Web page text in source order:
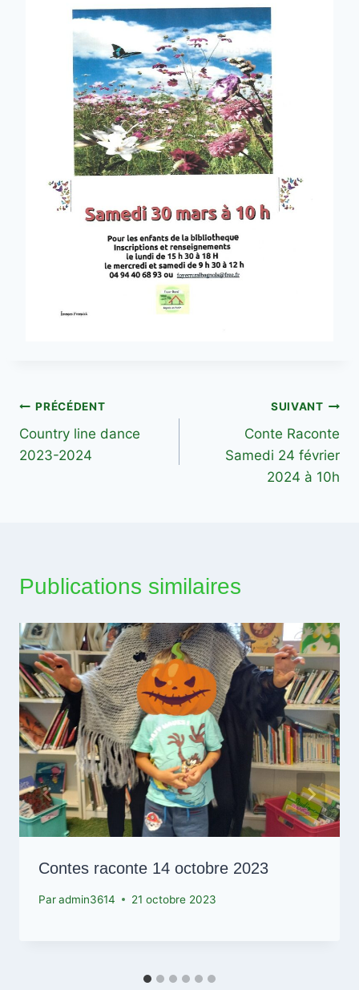
Navigation
de
PRÉCÉDENT
Country line dance
2023-2024
SUIVANT
Conte Raconte
Samedi 24 février
2024 à 10h
Publications similaires
Contes raconte 14 octobre 2023
Paradmin3614 21 octobre 2023